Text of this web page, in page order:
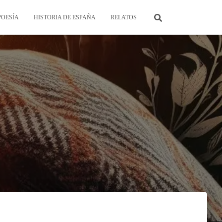
HISTORIA DE ESPAÑA RELATOS